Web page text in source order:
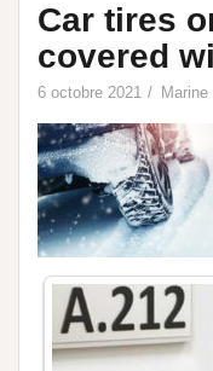
Car tires
covered
6 octobre 2021 Marine